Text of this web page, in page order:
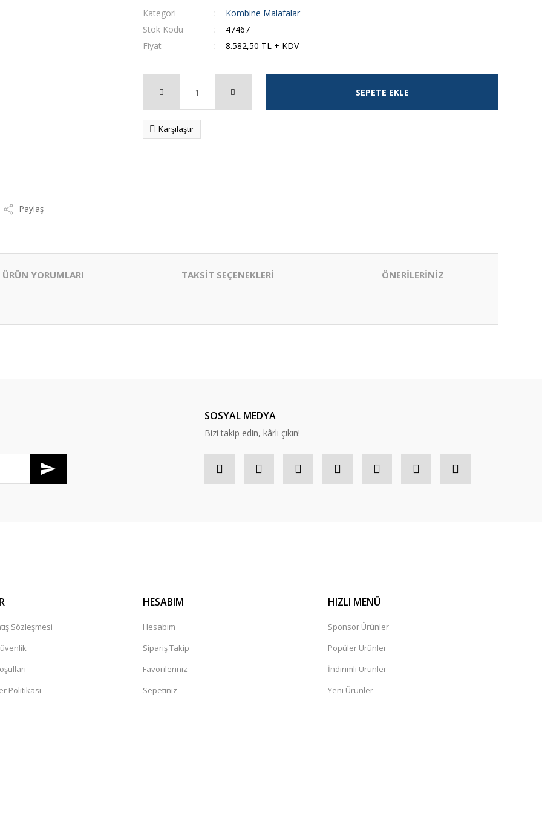
Paylaş
Kategori
Kombine Malafalar
Stok Kodu
47467
Fiyat
8.582,50 TL + KDV
SEPETE EKLE
Karşılaştır
ÜRÜN YORUMLARI TAKSİT SEÇENEKLERİ ÖNERİLERİNİZ
SOSYAL MEDYA
Bizi takip edin, kârlı çıkın!
Sözleşmesi
Politikası
HESABIM
Hesabım
Sipariş Takip
Favorileriniz
Sepetiniz
HIZLI MENÜ
Sponsor Ürünler
Popüler Ürünler
İndirimli Ürünler
Yeni Ürünler